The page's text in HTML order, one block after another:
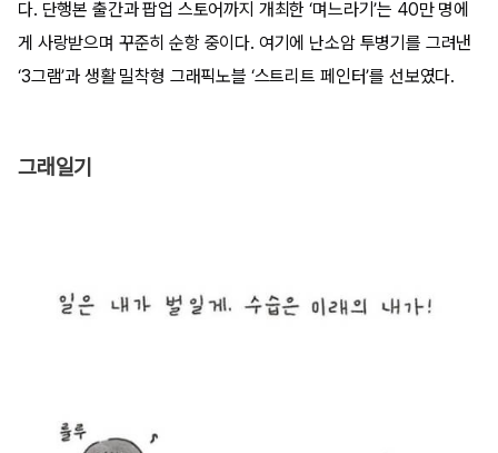
다. 단행본 출간과 팝업 스토어까지 개최한 ‘며느라기’는 40만 명에
게 사랑받으며 꾸준히 순항 중이다. 여기에 난소암 투병기를 그려낸
‘3그램’과 생활 밀착형 그래픽노블 ‘스트리트 페인터’를 선보였다.
그래일기